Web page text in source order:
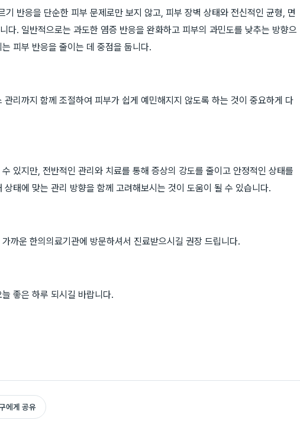
기 반응을 단순한 피부 문제로만 보지 않고, 피부 장벽 상태와 전신적인 균형, 면
다. 일반적으로는 과도한 염증 반응을 완화하고 피부의 과민도를 낮추는 방향으
피부 반응을 줄이는 데 중점을 둡니다.
리까지 함께 조절하여 피부가 쉽게 예민해지지 않도록 하는 것이 중요하게 다
있지만, 전반적인 관리와 치료를 통해 증상의 강도를 줄이고 안정적인 상태를
태에 맞는 관리 방향을 함께 고려해보시는 것이 도움이 될 수 있습니다.
까운 한의의료기관에 방문하셔서 진료받으시길 권장 드립니다.
좋은 하루 되시길 바랍니다.
에게 공유